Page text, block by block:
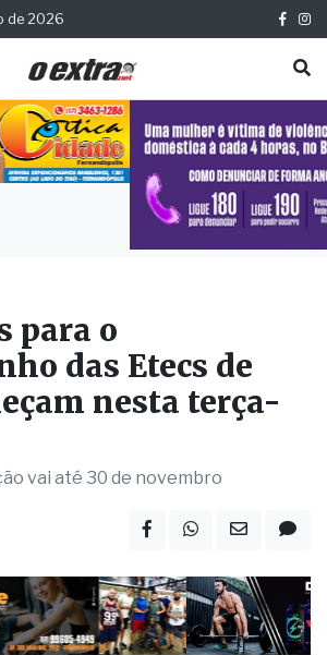
de 2026
para o
das Etecs de
nesta terça-
vai até 30 de novembro